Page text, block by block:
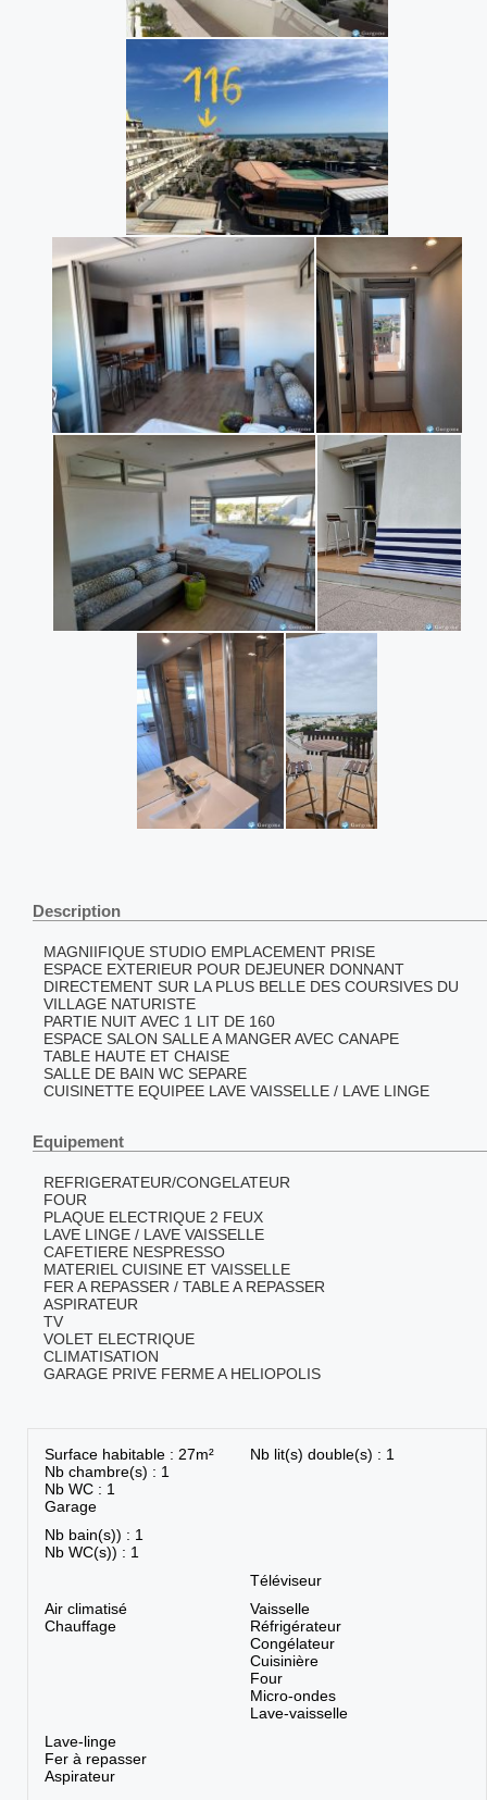
Description
MAGNIIFIQUE STUDIO EMPLACEMENT PRISE
ESPACE EXTERIEUR POUR DEJEUNER DONNANT
DIRECTEMENT SUR LA PLUS BELLE DES COURSIVES DU
VILLAGE NATURISTE
PARTIE NUIT AVEC 1 LIT DE 160
ESPACE SALON SALLE A MANGER AVEC CANAPE
TABLE HAUTE ET CHAISE
SALLE DE BAIN WC SEPARE
CUISINETTE EQUIPEE LAVE VAISSELLE / LAVE LINGE
Equipement
REFRIGERATEUR/CONGELATEUR
FOUR
PLAQUE ELECTRIQUE 2 FEUX
LAVE LINGE / LAVE VAISSELLE
CAFETIERE NESPRESSO
MATERIEL CUISINE ET VAISSELLE
FER A REPASSER / TABLE A REPASSER
ASPIRATEUR
TV
VOLET ELECTRIQUE
CLIMATISATION
GARAGE PRIVE FERME A HELIOPOLIS
Surface habitable : 27m²
Nb chambre(s) : 1
Nb WC : 1
Garage
Nb lit(s) double(s) : 1
Nb bain(s)) : 1
Nb WC(s)) : 1
Téléviseur
Air climatisé
Chauffage
Vaisselle
Réfrigérateur
Congélateur
Cuisinière
Four
Micro-ondes
Lave-vaisselle
Lave-linge
Fer à repasser
Aspirateur